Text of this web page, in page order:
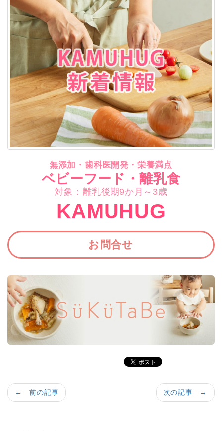
無添加・歯科医開発・栄養満点
ベビーフード・離乳食
対象：離乳後期9か月～3歳
KAMUHUG
お問合せ
次の記事 →
← 前の記事